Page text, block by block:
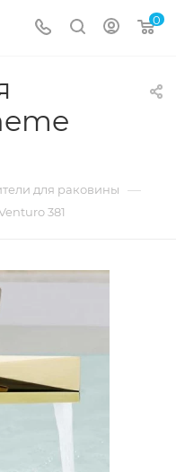
0
для раковины —
381